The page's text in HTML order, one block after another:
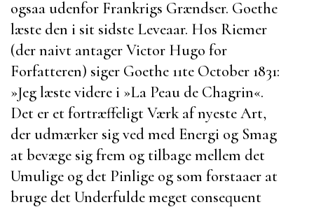
ogsaa udenfor Frankrigs Grændser. Goethe
læste den i sit sidste Leveaar. Hos Riemer
(der naivt antagerVictor Hugo for
Forfatteren) siger Goethe 11te October 1831:
»Jeg læste videre i »La Peau de Chagrin«.
Det er et fortræffeligt Værk af nyeste Art,
der udmærker sig ved med Energi og Smag
at bevæge sig frem og tilbage mellem det
Umulige og det Pinlige og som forstaaer at
bruge det Underfulde meget consequent